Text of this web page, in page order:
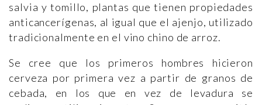
salvia y tomillo, plantas que tienen propiedades
anticancerígenas, al igual que el ajenjo, utilizado
tradicionalmente en el vino chino de arroz.
Se cree que los primeros hombres hicieron
cerveza por primera vez a partir de granos de
cebada, en los que en vez de levadura se